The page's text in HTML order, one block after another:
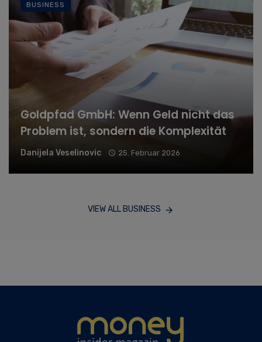
Goldpfad GmbH: Wenn Geld nicht das
Problem ist, sondern die Komplexität
Danijela Veselinovic 25. Februar 2026
BUSINESS
VIEW ALL BUSINESS